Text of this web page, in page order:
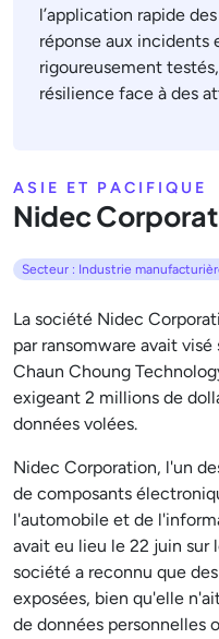
l’application rapide
réponse aux incidents
rigoureusement
résilience face à des
ASIE ET PACIFIQUE
Nidec
Secteur : Industrie
La société Nidec
par ransomware avait
Chaun Choung
exigeant 2 millions de
données volées.
Nidec Corporation, l'un
de composants
l'automobile et de
avait eu lieu le 22 juin sur
société a reconnu que
exposées, bien qu'elle
de données personnelles